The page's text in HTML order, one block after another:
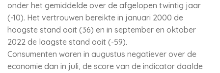
onder het gemiddelde over de afgelopen twintig jaar
(-10). Het vertrouwen bereikte in januari 2000 de
hoogste stand ooit (36) en in september en oktober
2022 de laagste stand ooit (-59).
Consumenten waren in augustus negatiever over de
economie dan in juli, de score van de indicator daalde